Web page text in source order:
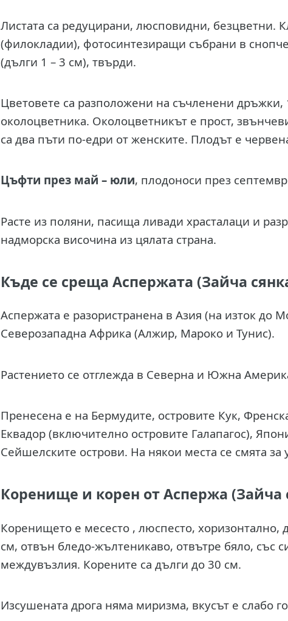
Листата са редуцирани, люсповидни, безцветни.
(филокладии), фотосинтезиращи събрани в
(дълги 1 – 3 см), твърди.
Цветовете са разположени на съчленени дръжки,
околоцветника. Околоцветникът е прост,
са два пъти по-едри от женските. Плодът е
Цъфти през май – юли, плодоноси през
Расте из поляни, пасища ливади храсталаци и
надморска височина из цялата страна.
Къде се среща Аспержата (Зайча
Аспержата е разористранена в Азия (на изток до
Северозападна Африка (Алжир, Мароко и Тунис).
Растението се отглежда в Северна и Южна
Пренесена е на Бермудите, островите Кук,
Еквадор (включително островите Галапагос),
Сейшелските острови. На някои места се смята за
Коренище и корен от Аспержа (Зайча
Коренището е месесто , люспесто, хоризонтално,
см, отвън бледо-жълтеникаво, отвътре бяло, със
междувъзлия. Корените са дълги до 30 см.
Изсушената дрога няма миризма, вкусът е слабо